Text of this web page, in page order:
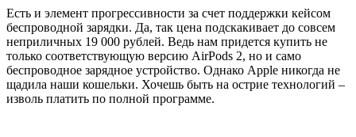
Есть и элемент прогрессивности за счет поддержки кейсом
беспроводной зарядки. Да, так цена подскакивает до совсем
неприличных 19 000 рублей. Ведь нам придется купить не
только соответствующую версию AirPods 2, но и само
беспроводное зарядное устройство. Однако Apple никогда не
щадила наши кошельки. Хочешь быть на острие технологий –
изволь платить по полной программе.